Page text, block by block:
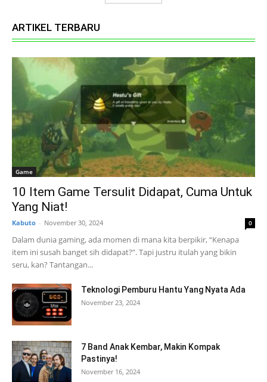
ARTIKEL TERBARU
Game
10 Item Game Tersulit Didapat, Cuma Untuk
Yang Niat!
Kabuto - November 30, 2024 0
Dalam dunia gaming, ada momen di mana kita berpikir, “Kenapa
item ini susah banget sih didapat?”. Tapi justru itulah yang bikin
seru, kan? Tantangan...
Teknologi Pemburu Hantu Yang Nyata Ada
November 23, 2024
7 Band Anak Kembar, Makin Kompak
Pastinya!
November 16, 2024